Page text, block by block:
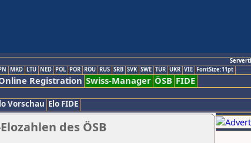
MKD LTU NED POL POR ROU RUS SRB SVK SWE TUR UKR VIE FontSize:11pt
Registration Swiss-Manager ÖSB FIDE
Vorschau Elo FIDE
des ÖSB